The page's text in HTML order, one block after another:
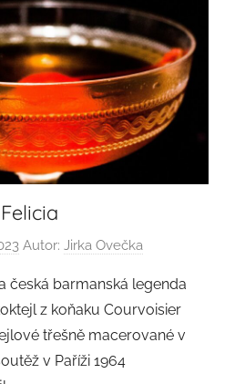
Autor: Jirka Ovečka
česká barmanská legenda
z koňaku Courvoisier
třešně macerované v
v Paříži 1964